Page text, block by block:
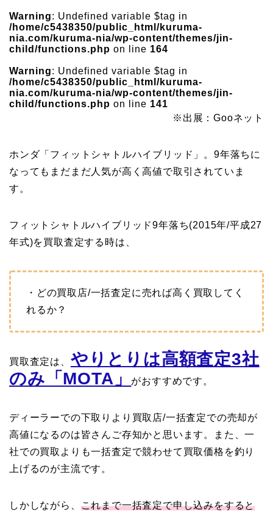
Warning: Undefined variable $tag in
/home/c5438350/public_html/kuruma-
nia.com/kuruma-nia/wp-content/themes/jin-
child/functions.php on line 164
Warning: Undefined variable $tag in
/home/c5438350/public_html/kuruma-
nia.com/kuruma-nia/wp-content/themes/jin-
child/functions.php on line 141
※出展：Gooネット
ホンダ「フィットシャトルハイブリッド」。9年落ちに
なってもまだまだ人気が高く高値で取引されていま
す。
フィットシャトルハイブリッド9年落ち(2015年/平成27
年式)を買取査定する時は、
・どの買取店/一括査定に売れば高く買取してく
れるか？
買取査定は、 やりとりは高額査定3社
のみ「MOTA」
がおすすめです。
ディーラーでの下取りより買取店/一括査定での売却が
高値になるのは皆さんご存知かと思います。また、一
社での買取よりも一括査定で競わせて買取価格を釣り
上げるのが主流です。
しかしながら、 これまで一括査定で申し込みをすると